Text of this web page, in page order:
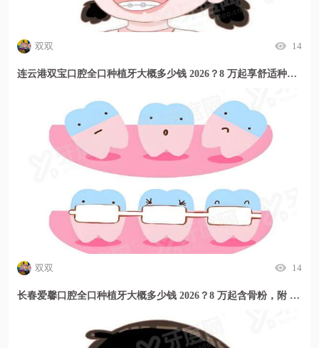
双双 14
连云港双宝口腔全口种植牙大概多少钱 2026？8 万起享舒适种植，附 2026 年最新价格表
双双 14
长春爱馨口腔全口种植牙大概多少钱 2026？8 万起含骨粉，附 2026 新价目表